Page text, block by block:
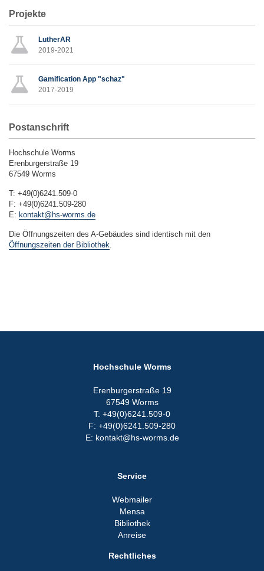
Projekte
LutherAR
2019-2021
Gamification App "schaz"
2017-2019
Postanschrift
Hochschule Worms
Erenburgerstraße 19
67549 Worms
T: +49(0)6241.509-0
F: +49(0)6241.509-280
E: kontakt@hs-worms.de
Die Öffnungszeiten des A-Gebäudes sind identisch mit den
Öffnungszeiten der Bibliothek.
Hochschule Worms
Erenburgerstraße 19
67549 Worms
T: +49(0)6241.509-0
F: +49(0)6241.509-280
E: kontakt@hs-worms.de
Service
Webmailer
Mensa
Bibliothek
Anreise
Rechtliches